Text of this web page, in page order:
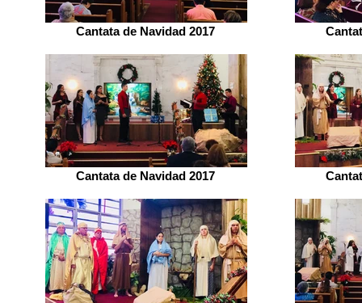
Cantata de Navidad 2017
Cantata de Navidad 2017